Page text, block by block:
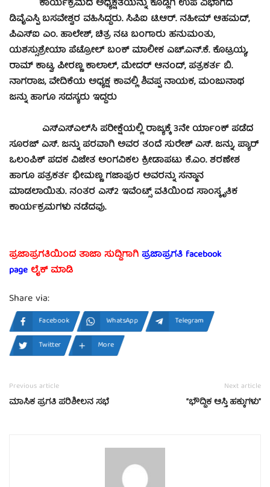
ಕಾರ್ಯಕ್ರಮದ ಅಧ್ಯಕ್ಷತೆಯನ್ನು ಕೂಡ್ಲಿಗಿ ಉಪ ವಿಭಾಗದ
ಡಿವೈಎಸ್ಪಿ ಬಸವೇಶ್ವರ ವಹಿಸಿದ್ದರು. ಸಿಪಿಐ ಟಿ.ಆರ್. ನಹೀಮ್ ಆಹಮದ್,
ಪಿಎಸ್‍ಐ ಎಂ. ಹಾಲೇಶ್, ಚಿತ್ರ ನಟ ಬಂಗಾರು ಹನುಮಂತು,
ಯಶಸ್ಸುಶ್ರೇಯಾ ಪೆಟ್ರೋಲ್ ಬಂಕ್ ಮಾಲೀಕ ಎಚ್.ಎನ್.ಕೆ. ಕೊಟ್ರಯ್ಯ,
ರಾಮ್ ಕಾಟ್ವ, ಪೀರಣ್ಣ ಕಾಲಾಲ್, ಮೇದರ್ ಆನಂದ್, ಪತ್ರಕರ್ತ ಬಿ.
ನಾಗರಾಜ, ವೇದಿಕೆಯ ಅಧ್ಯಕ್ಷ ಕಾವಲ್ಲಿ ಶಿವಪ್ಪ ನಾಯಕ, ಮಂಜುನಾಥ
ಜನ್ನು ಹಾಗೂ ಸದಸ್ಯರು ಇದ್ದರು
ಎಸ್‍ಎಸ್‍ಎಲ್‍ಸಿ ಪರೀಕ್ಷೆಯಲ್ಲಿ ರಾಜ್ಯಕ್ಕೆ 3ನೇ ರ್ಯಾಂಕ್ ಪಡೆದ
ಸೂರಜ್ ಎಸ್. ಜನ್ನು ಪರವಾಗಿ ಅವರ ತಂದೆ ಸುರೇಶ್ ಎಸ್. ಜನ್ನು, ಪ್ಯಾರ್
ಒಲಂಪಿಕ್ ಪದಕ ವಿಜೇತ ಅಂಗವಿಕಲ ಕ್ರೀಡಾಪಟು ಕೆ.ಎಂ. ಶರಣೇಶ
ಹಾಗೂ ಪತ್ರಕರ್ತ ಭೀಮಣ್ಣ ಗಜಾಪುರ ಅವರನ್ನು ಸನ್ಮಾನ
ಮಾಡಲಾಯಿತು. ನಂತರ ಎಸ್2 ಇವೆಂಟ್ಸ್ ವತಿಯಿಂದ ಸಾಂಸ್ಕೃತಿಕ
ಕಾರ್ಯಕ್ರಮಗಳು ನಡೆದವು.
ಪ್ರಜಾಪ್ರಗತಿಯಿಂದ ತಾಜಾ ಸುದ್ದಿಗಾಗಿಪ್ರಜಾಪ್ರಗತಿ facebook
page ಲೈಕ್ ಮಾಡಿ
Share via:
Facebook WhatsApp
Telegram
Twitter
More
Previous article
ಮಾಸಿಕ ಪ್ರಗತಿ ಪರಿಶೀಲನ ಸಭೆ
Next article
“ಭೌದ್ದಿಕ ಆಸ್ತಿ ಹಕ್ಕುಗಳು”